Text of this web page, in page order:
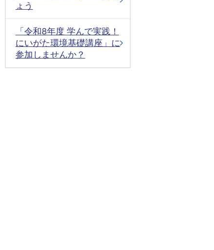
ょう
「令和8年度 学んで実践！
にいがた環境基礎講座」に
参加しませんか？